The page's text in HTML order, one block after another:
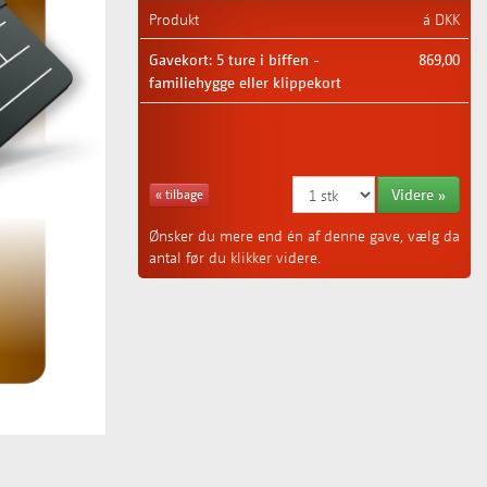
Produkt á DKK
Gavekort: 5 ture i biffen -
familiehygge eller klippekort
869,00
« tilbage Videre »
Ønsker du mere end én af denne gave, vælg da
antal før du klikker videre.